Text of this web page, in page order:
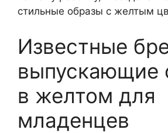
стильные образы с желтым
Известные
выпускающие
в желтом для
младенцев